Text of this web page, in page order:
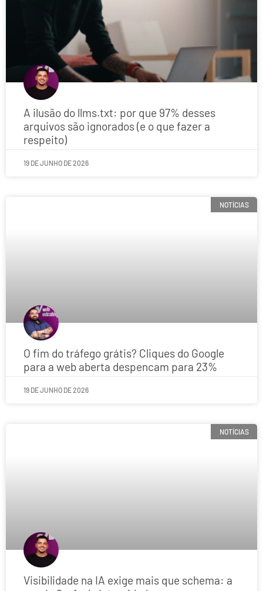
A ilusão do llms.txt: por que 97% desses
arquivos são ignorados (e o que fazer a
respeito)
19 DE JUNHO DE 2026
NOTÍCIAS
O fim do tráfego grátis? Cliques do Google
para a web aberta despencam para 23%
19 DE JUNHO DE 2026
NOTÍCIAS
Visibilidade na IA exige mais que schema: a